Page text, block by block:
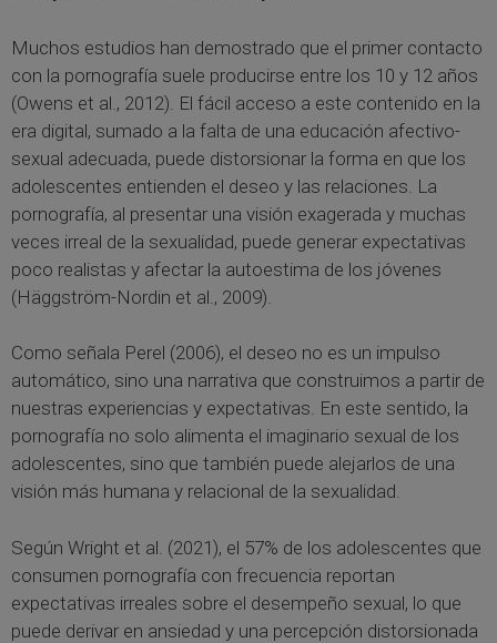
Muchos estudios han demostrado que el primer contacto
con la pornografía suele producirse entre los 10 y 12 años
(Owens et al., 2012). El fácil acceso a este contenido en la
era digital, sumado a la falta de una educación afectivo-
sexual adecuada, puede distorsionar la forma en que los
adolescentes entienden el deseo y las relaciones. La
pornografía, al presentar una visión exagerada y muchas
veces irreal de la sexualidad, puede generar expectativas
poco realistas y afectar la autoestima de los jóvenes
(Häggström-Nordin et al., 2009).
Como señala Perel (2006), el deseo no es un impulso
automático, sino una narrativa que construimos a partir de
nuestras experiencias y expectativas. En este sentido, la
pornografía no solo alimenta el imaginario sexual de los
adolescentes, sino que también puede alejarlos de una
visión más humana y relacional de la sexualidad.
Según Wright et al. (2021), el 57% de los adolescentes que
consumen pornografía con frecuencia reportan
expectativas irreales sobre el desempeño sexual, lo que
puede derivar en ansiedad y una percepción distorsionada